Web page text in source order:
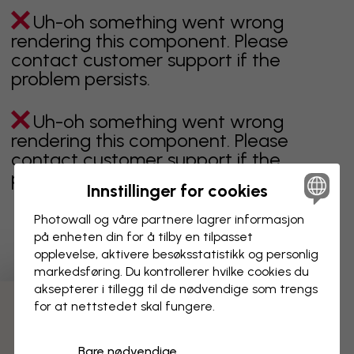
Uh-oh something went wrong
rendering this component. Please
contact customer support if the
problem persists.
Uh-oh something went wrong
rendering this component. Please
contact customer support if the
problem persists.
Viser side 1 av 1 sider
Oppdag fleire kategoriar
Innstillinger for cookies
Photowall og våre partnere lagrer informasjon
på enheten din for å tilby en tilpasset
opplevelse, aktivere besøks­statistikk og personlig
markedsføring. Du kontrollerer hvilke cookies du
aksepterer i tillegg til de nødvendige som trengs
for at nettstedet skal fungere.